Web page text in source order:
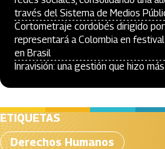
través del Sistema de Medios
Cortometraje cordobés dirigido
representará a Colombia en
en Brasil
Inravisión: una gestión que hizo
ETIQUETAS
Derechos Humanos